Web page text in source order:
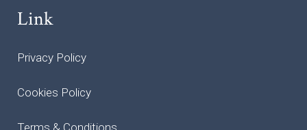
Link
Privacy Policy
Cookies Policy